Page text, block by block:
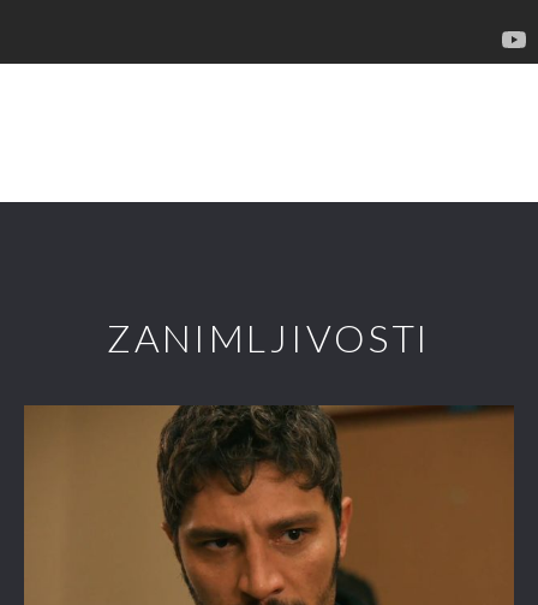
ZANIMLJIVOSTI